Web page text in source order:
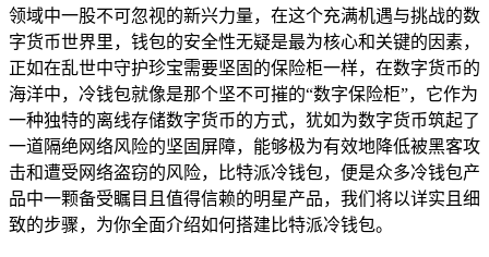
领域中一股不可忽视的新兴力量，在这个充满机遇与挑战的数
字货币世界里，钱包的安全性无疑是最为核心和关键的因素，
正如在乱世中守护珍宝需要坚固的保险柜一样，在数字货币的
海洋中，冷钱包就像是那个坚不可摧的“数字保险柜”，它作为
一种独特的离线存储数字货币的方式，犹如为数字货币筑起了
一道隔绝网络风险的坚固屏障，能够极为有效地降低被黑客攻
击和遭受网络盗窃的风险，比特派冷钱包，便是众多冷钱包产
品中一颗备受瞩目且值得信赖的明星产品，我们将以详实且细
致的步骤，为你全面介绍如何搭建比特派冷钱包。